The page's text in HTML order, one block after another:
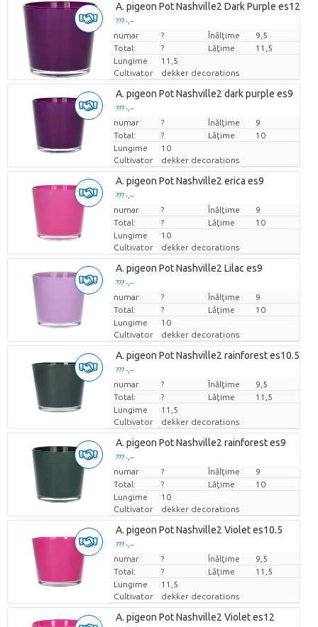
A. pigeon Pot Nashville2 Dark Purple es12cm
??? -,--
Pret per bucata
numar ? Înălţime
9,5
Total:
? Lăţime
11,5
Lungime
11,5
Cultivator
dekker decorations
A. pigeon Pot Nashville2 dark purple es9
??? -,--
Pret per bucata
numar ? Înălţime
9
Total:
? Lăţime
10
Lungime
10
Cultivator
dekker decorations
A. pigeon Pot Nashville2 erica es9
??? -,--
Pret per bucata
numar ? Înălţime
9
Total:
? Lăţime
10
Lungime
10
Cultivator
dekker decorations
A. pigeon Pot Nashville2 Lilac es9
??? -,--
Pret per bucata
numar ? Înălţime
9
Total:
? Lăţime
10
Lungime
10
Cultivator
dekker decorations
A. pigeon Pot Nashville2 rainforest es10.5
??? -,--
Pret per bucata
numar ? Înălţime
9,5
Total:
? Lăţime
11,5
Lungime
11,5
Cultivator
dekker decorations
A. pigeon Pot Nashville2 rainforest es9
??? -,--
Pret per bucata
numar ? Înălţime
9
Total:
? Lăţime
10
Lungime
10
Cultivator
dekker decorations
A. pigeon Pot Nashville2 Violet es10.5
??? -,--
Pret per bucata
numar ? Înălţime
9,5
Total:
? Lăţime
11,5
Lungime
11,5
Cultivator
dekker decorations
A. pigeon Pot Nashville2 Violet es12